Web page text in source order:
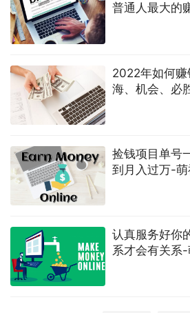
普通人最大的
2022年如何
海、机会、必
捡钱项目单号
到月入过万-
认真服务好你
系才会有关系